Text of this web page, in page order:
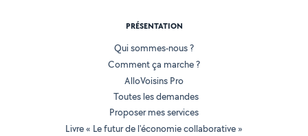
PRÉSENTATION
Qui sommes-nous ?
Comment ça marche ?
AlloVoisins Pro
Toutes les demandes
Proposer mes services
Livre « Le futur de l'économie collaborative »